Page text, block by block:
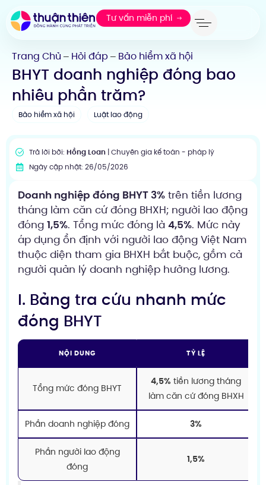
Tư vấn miễn phí
Trang Chủ — Hỏi đáp — Bảo hiểm xã hội
BHYT doanh nghiệp đóng bao
nhiêu phần trăm?
Bảo hiểm xã hội Luật lao động
Trả lời bởi: Hồng Loan| Chuyên gia kế toán - pháp lý
Ngày cập nhật: 26/05/2026
Doanh nghiệp đóng BHYT 3% trên tiền lương
tháng làm căn cứ đóng BHXH; người lao động
đóng 1,5%. Tổng mức đóng là 4,5%. Mức này
áp dụng ổn định với người lao động Việt Nam
thuộc diện tham gia BHXH bắt buộc, gồm cả
người quản lý doanh nghiệp hưởng lương.
I. Bảng tra cứu nhanh mức
đóng BHYT
NỘI DUNG TỶ LỆ
Tổng mức đóng BHYT
4,5% tiền lương tháng
làm căn cứ đóng BHXH
Phần doanh nghiệp đóng 3%
Phần người lao động
đóng
1,5%